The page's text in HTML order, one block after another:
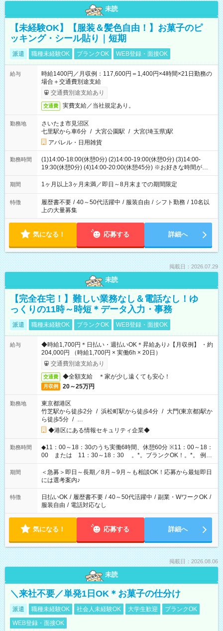
未読
【未経験OK】【服装＆髪色自由！】お菓子のピ
ッキング・シール貼り｜短期
派遣 職種未経験OK ブランクOK WEB登録・面接OK
給与
時給1400円／月収例：117,600円＝1,400円×4時間×21日勤務の
場合＋交通費別途支給
交通費別途支給あり
交通費 実費支給／当社規定あり。
勤務地
さいたま市見沼区
七里駅から車6分 / 大宮公園駅 / 大宮(埼玉県)駅
アパレル・日用雑貨
勤務時間
(1)14:00-18:00(休憩0分) (2)14:00-19:00(休憩0分) (3)14:00-
19:30(休憩0分) (4)14:00-20:00(休憩45分) ※お好きな時間が選べ
ます
期間 1ヶ月以上3ヶ月未満／即日～8月末までの期間限定
特徴 履歴書不要 / 40～50代活躍中 / 服装自由 / シフト勤務 / 10名以
上の大量募集
気になる！ 応募する 詳細へ
掲載日：2026.07.29
未読
【完全在宅！】難しい業務なし＆電話なし！ゆ
っくりの11時～時短＊データ入力・事務
派遣 職種未経験OK ブランクOK WEB登録・面接OK
給与
◆時給1,700円＊日払い・週払いOK＊昇給あり♪【月収例】 ・約
204,000円 （時給1,700円 × 実働6h × 20日）
交通費別途支給あり
交通費 ◆全額支給 ＊家が少し遠くても安心！
月収例 20～25万円
勤務地
東京都港区
竹芝駅から徒歩2分 / 浜松町駅から徒歩4分 / 大門(東京都)駅か
ら徒歩5分 / …
◆港区にある情報セキュリティ企業◆
勤務時間
◆11：00～18：30のうち実働6時間、休憩60分 ※11：00～18：
00 または 11：30～18：30 。*。ブランクOK！。*。 例え
ば前職が、 在宅/財団法人/事務/コールセンター/受付/販売/カフェ
スタッフ スイーツ販売/ホテルフロント/化粧品販売/など 様々な
業界から入社して活躍されています♪
期間
＜急募＞即日～長期／8月～9月～も相談OK！応募から最短即日
には選考案内♪
特徴 日払いOK / 履歴書不要 / 40～50代活躍中 / 副業・WワークOK /
服装自由 / 電話対応なし
気になる！ 応募する 詳細へ
掲載日：2026.08.06
未読
＼来社不要／単発1日OK＊お菓子の仕分け
派遣 職種未経験OK 社会人未経験OK 大学生歓迎
ブランクOK
WEB登録・面接OK